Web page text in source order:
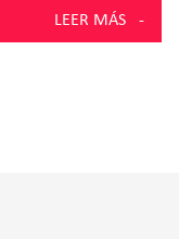
LEER MÁS